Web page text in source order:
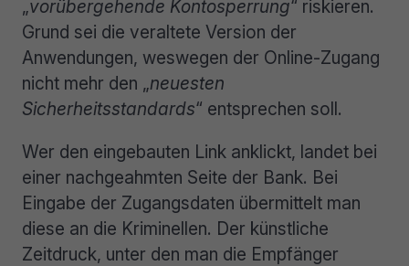
„vorübergehende Kontosperrung“ riskieren.
Grund sei die veraltete Version der
Anwendungen, weswegen der Online-Zugang
nicht mehr den „neuesten
Sicherheitsstandards“ entsprechen soll.
Wer den eingebauten Link anklickt, landet bei
einer nachgeahmten Seite der Bank. Bei
Eingabe der Zugangsdaten übermittelt man
diese an die Kriminellen. Der künstliche
Zeitdruck, unter den man die Empfänger